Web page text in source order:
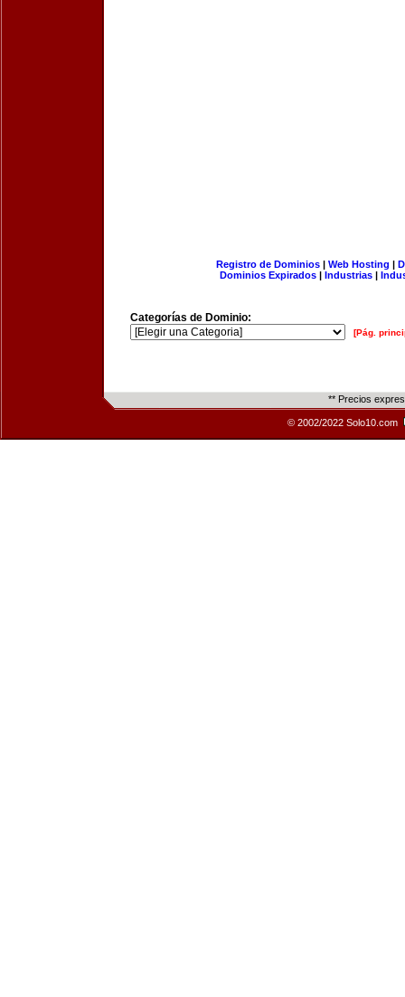
Registro de Dominios| Web Hosting |
Dominios Expirados | Industrias |
Categorías de Dominio:
[Pág.
** Precios
© 2002/2022 Solo10.com